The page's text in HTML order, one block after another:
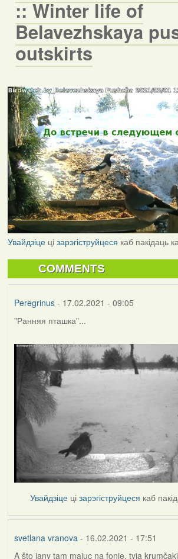
:: Winter life of
Belavezhskaya
outskirts
Увайдзіцеці зарэгіструйцеся каб пакідаць
COMMENTS
Peregrinus- 17.02.2021 - 09:05
"Ранняя пташка"...
Увайдзіце цізарэгіструйцеся каб
svetlana vranova- 16.02.2021 - 17:51
A što jany tam majuc na fonie, tyja